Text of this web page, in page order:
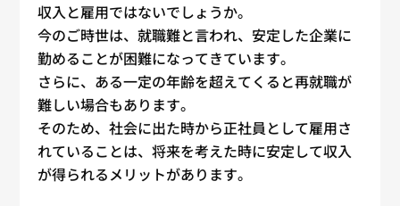
収入と雇用ではないでしょうか。
今のご時世は、就職難と言われ、安定した企業に
勤めることが困難になってきています。
さらに、ある一定の年齢を超えてくると再就職が
難しい場合もあります。
そのため、社会に出た時から正社員 として雇用さ
れていることは、将来を考えた時に安定して収入
が得られるメリットがあります。